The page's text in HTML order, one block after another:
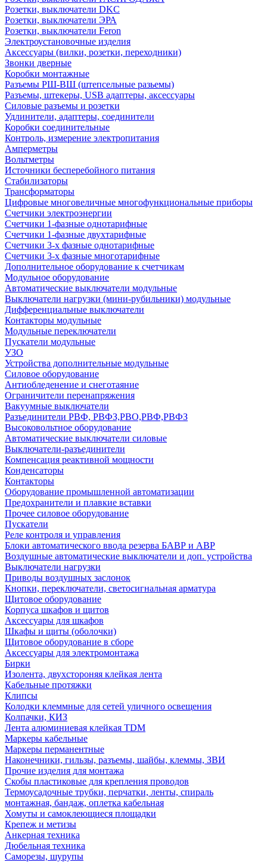
Розетки, выключатели DKC
Розетки, выключатели ЭРА
Розетки, выключатели Feron
Электроустановочные изделия
Аксессуары (вилки, розетки, переходники)
Звонки дверные
Коробки монтажные
Разъемы РШ-ВШ (штепсельные разьемы)
Разъемы, штекеры, USB адаптеры, аксессуары
Силовые разъемы и розетки
Удлинители, адаптеры, соединители
Коробки соединительные
Контроль, измерение электропитания
Амперметры
Вольтметры
Источники бесперебойного питания
Стабилизаторы
Трансформаторы
Цифровые многовеличные многофункциональные приборы
Счетчики электроэнергии
Счетчики 1-фазные однотарифные
Счетчики 1-фазные двухтарифные
Счетчики 3-х фазные однотарифные
Счетчики 3-х фазные многотарифные
Дополнительное оборудование к счетчикам
Модульное оборудование
Автоматические выключатели модульные
Выключатели нагрузки (мини-рубильники) модульные
Дифференциальные выключатели
Контакторы модульные
Модульные переключатели
Пускатели модульные
УЗО
Устройства дополнительные модульные
Силовое оборудование
Антиобледенение и снеготаяние
Ограничители перенапряжения
Вакуумные выключатели
Разъединители РВФ, РВФЗ,РВО,РВФ,РВФЗ
Высоковольтное оборудование
Автоматические выключатели cиловые
Выключатели-разъединители
Компенсация реактивной мощности
Конденсаторы
Контакторы
Оборудование промышленной автоматизации
Предохранители и плавкие вставки
Прочее силовое оборудование
Пускатели
Реле контроля и управления
Блоки автоматического ввода резерва БАВР и АВР
Воздушные автоматические выключатели и доп. устройства
Выключатели нагрузки
Приводы воздушных заслонок
Кнопки, переключатели, светосигнальная арматура
Щитовое оборудование
Корпуса шкафов и щитов
Аксессуары для шкафов
Шкафы и щиты (оболочки)
Щитовое оборудование в сборе
Аксессуары для электромонтажа
Бирки
Изолента, двухстороняя клейкая лента
Кабельные протяжки
Клипсы
Колодки клеммные для сетей уличного освещения
Колпачки, КИЗ
Лента алюминиевая клейкая TDM
Маркеры кабельные
Маркеры перманентные
Наконечники, гильзы, разъемы, шайбы, клеммы, ЗВИ
Прочие изделия для монтажа
Скобы пластиковые для крепления проводов
Термоусадочные трубки, перчатки, ленты, спираль
монтажная, бандаж, оплетка кабельная
Хомуты и самоклеющиеся площадки
Крепеж и метизы
Анкерная техника
Дюбельная техника
Саморезы, шурупы